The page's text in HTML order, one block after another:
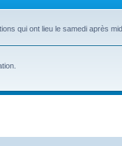
qui ont lieu le samedi après